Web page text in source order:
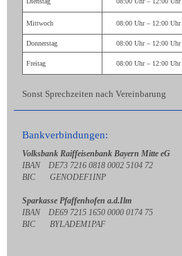
Mittwoch 08:00 Uhr – 12:00 Uhr
Donnerstag 08:00 Uhr – 12:00 Uhr
Freitag 08:00 Uhr – 12:00 Uhr
Sonst Sprechzeiten nach Vereinbarung
Bankverbindungen:
Volksbank Raiffeisenbank Bayern Mitte eG
IBAN DE73 7216 0818 0002 5104 72
BIC GENODEF1INP
Sparkasse Pfaffenhofen a.d.Ilm
IBAN DE69 7215 1650 0000 0174 75
BIC BYLADEM1PAF